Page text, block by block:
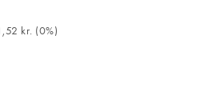
30 dage 71,52 kr. (0%). Var
kr. (0%)